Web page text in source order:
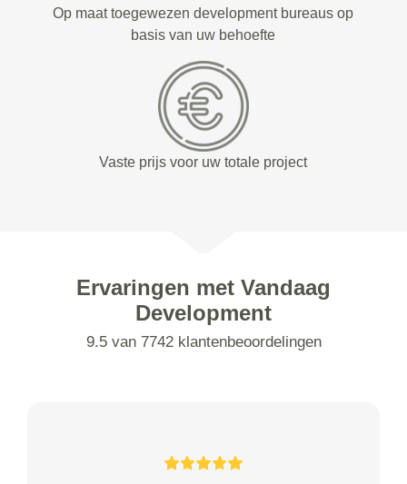
Op maat toegewezen development bureaus op
basis van uw behoefte
Vaste prijs voor uw totale project
Ervaringen met Vandaag
Development
9.5 van 7742 klantenbeoordelingen